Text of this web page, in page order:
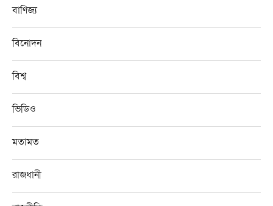
বাণিজ্য
বিনোদন
বিশ্ব
ভিডিও
মতামত
রাজধানী